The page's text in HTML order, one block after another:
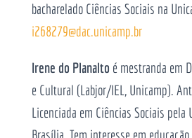
bacharelado Ciências Sociais na
i268279@dac.unicamp.br
Irene do Planalto é mestranda em
e Cultural (Labjor/IEL, Unicamp).
Licenciada em Ciências Sociais pela